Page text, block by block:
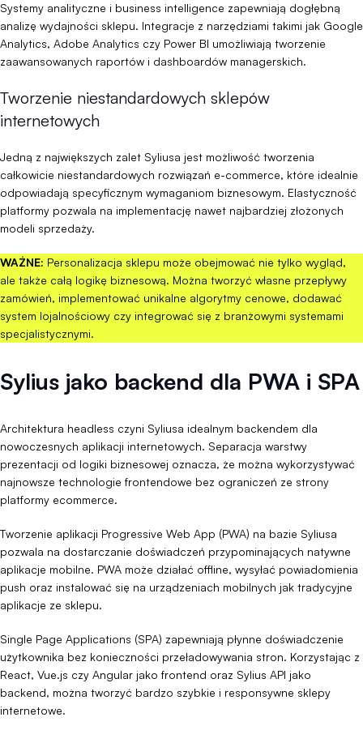
Systemy analityczne i business intelligence zapewniają dogłębną
analizę wydajności sklepu. Integracje z narzędziami takimi jak Google
Analytics, Adobe Analytics czy Power BI umożliwiają tworzenie
zaawansowanych raportów i dashboardów managerskich.
Tworzenie niestandardowych sklepów
internetowych
Jedną z największych zalet Syliusa jest możliwość tworzenia
całkowicie niestandardowych rozwiązań e-commerce, które idealnie
odpowiadają specyficznym wymaganiom biznesowym. Elastyczność
platformy pozwala na implementację nawet najbardziej złożonych
modeli sprzedaży.
WAŻNE: Personalizacja sklepu może obejmować nie tylko wygląd,
ale także całą logikę biznesową. Można tworzyć własne przepływy
zamówień, implementować unikalne algorytmy cenowe, dodawać
system lojalnościowy czy integrować się z branżowymi systemami
specjalistycznymi.
Sylius jako backend dla PWA i SPA
Architektura headless czyni Syliusa idealnym backendem dla
nowoczesnych aplikacji internetowych. Separacja warstwy
prezentacji od logiki biznesowej oznacza, że można wykorzystywać
najnowsze technologie frontendowe bez ograniczeń ze strony
platformy ecommerce.
Tworzenie aplikacji Progressive Web App (PWA) na bazie Syliusa
pozwala na dostarczanie doświadczeń przypominających natywne
aplikacje mobilne. PWA może działać offline, wysyłać powiadomienia
push oraz instalować się na urządzeniach mobilnych jak tradycyjne
aplikacje ze sklepu.
Single Page Applications (SPA) zapewniają płynne doświadczenie
użytkownika bez konieczności przeładowywania stron. Korzystając z
React, Vue.js czy Angular jako frontend oraz Sylius API jako
backend, można tworzyć bardzo szybkie i responsywne sklepy
internetowe.